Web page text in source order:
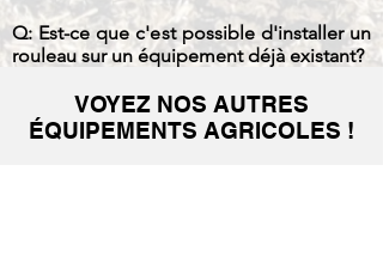
Q: Est-ce que c'est possible d'installer un
rouleau sur un équipement déjà existant?
sur nos machines, ou même sur des
machines d'autres marques.
VOYEZ NOS AUTRES
ÉQUIPEMENTS AGRICOLES !